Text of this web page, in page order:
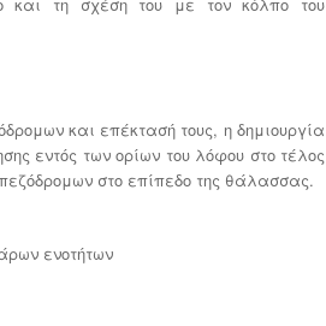
και επέκτασή τους, η δημιουργία
εντός των ορίων του λόφου στο τέλος
στο επίπεδο της θάλασσας.
ενοτήτων